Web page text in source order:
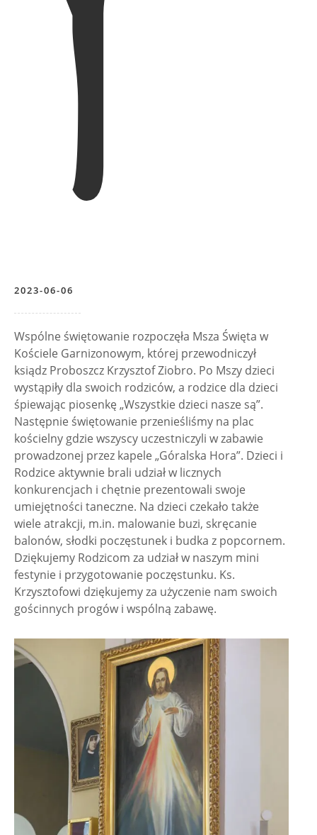
2023-06-06
Wspólne świętowanie rozpoczęła Msza Święta w
Kościele Garnizonowym, której przewodniczył
ksiądz Proboszcz Krzysztof Ziobro. Po Mszy dzieci
wystąpiły dla swoich rodziców, a rodzice dla dzieci
śpiewając piosenkę „Wszystkie dzieci nasze są”.
Następnie świętowanie przenieśliśmy na plac
kościelny gdzie wszyscy uczestniczyli w zabawie
prowadzonej przez kapele „Góralska Hora”. Dzieci i
Rodzice aktywnie brali udział w licznych
konkurencjach i chętnie prezentowali swoje
umiejętności taneczne. Na dzieci czekało także
wiele atrakcji, m.in. malowanie buzi, skręcanie
balonów, słodki poczęstunek i budka z popcornem.
Dziękujemy Rodzicom za udział w naszym mini
festynie i przygotowanie poczęstunku. Ks.
Krzysztofowi dziękujemy za użyczenie nam swoich
gościnnych progów i wspólną zabawę.